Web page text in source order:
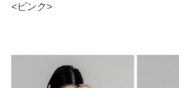
<ピンク>